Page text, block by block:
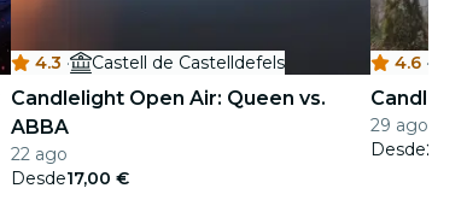
4.3 · Castell de Castelldefels
Candlelight Open Air: Queen vs.
ABBA
22 ago
Desde17,00 €
4.6 ·
29 ago -
Desde